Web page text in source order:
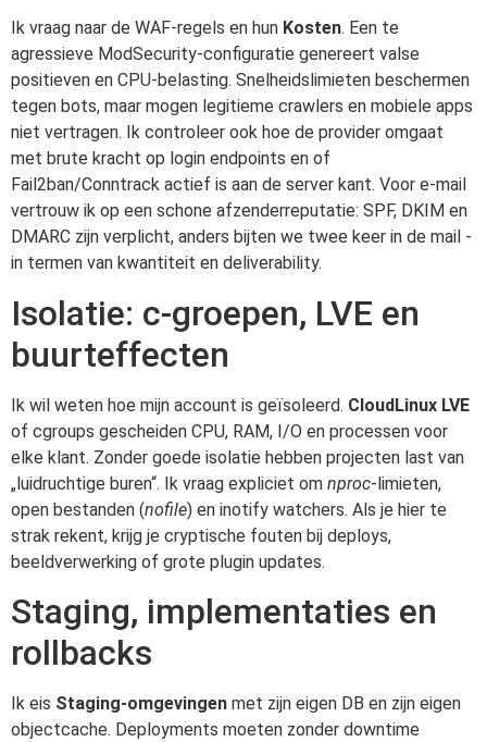
Ik vraag naar de WAF-regels en hun Kosten. Een te
agressieve ModSecurity-configuratie genereert valse
positieven en CPU-belasting. Snelheidslimieten beschermen
tegen bots, maar mogen legitieme crawlers en mobiele apps
niet vertragen. Ik controleer ook hoe de provider omgaat
met brute kracht op login endpoints en of
Fail2ban/Conntrack actief is aan de server kant. Voor e-mail
vertrouw ik op een schone afzenderreputatie: SPF, DKIM en
DMARC zijn verplicht, anders bijten we twee keer in de mail -
in termen van kwantiteit en deliverability.
Isolatie: c-groepen, LVE en
buurteffecten
Ik wil weten hoe mijn account is geïsoleerd. CloudLinux LVE
of cgroups gescheiden CPU, RAM, I/O en processen voor
elke klant. Zonder goede isolatie hebben projecten last van
„luidruchtige buren“. Ik vraag expliciet om nproc-limieten,
open bestanden (nofile) en inotify watchers. Als je hier te
strak rekent, krijg je cryptische fouten bij deploys,
beeldverwerking of grote plugin updates.
Staging, implementaties en
rollbacks
Ik eis Staging-omgevingen met zijn eigen DB en zijn eigen
objectcache. Deployments moeten zonder downtime